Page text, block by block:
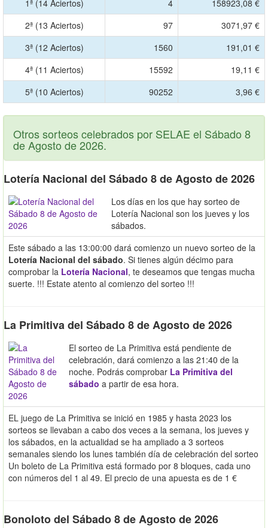
1ª (14 Aciertos) 4
158923,08 €
2ª (13 Aciertos)
97
3071,97 €
3ª (12 Aciertos)
1560
191,01 €
4ª (11 Aciertos)
15592
19,11 €
5ª (10 Aciertos)
90252 3,96 €
Otros sorteos celebrados por SELAE el Sábado 8
de Agosto de 2026.
Lotería Nacional del Sábado 8 de Agosto de 2026
Los días en los que hay sorteo de
Lotería Nacional son los jueves y los
sábados.
Este sábado a las 13:00:00 dará comienzo un nuevo sorteo de la
Lotería Nacional del sábado. Si tienes algún décimo para
comprobar la Lotería Nacional, te deseamos que tengas mucha
suerte. !!! Estate atento al comienzo del sorteo !!!
La Primitiva del Sábado 8 de Agosto de 2026
El sorteo de La Primitiva está pendiente de
celebración, dará comienzo a las 21:40 de la
noche. Podrás comprobar La Primitiva del
sábado a partir de esa hora.
EL juego de La Primitiva se inició en 1985 y hasta 2023 los
sorteos se llevaban a cabo dos veces a la semana, los jueves y
los sábados, en la actualidad se ha ampliado a 3 sorteos
semanales siendo los lunes también día de celebración del sorteo
Un boleto de La Primitiva está formado por 8 bloques, cada uno
con números del 1 al 49. El precio de una apuesta es de 1 €
Bonoloto del Sábado 8 de Agosto de 2026